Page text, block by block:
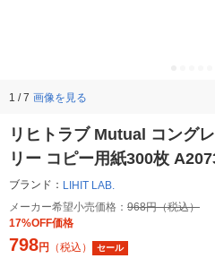
1 / 7 画像を見る
リヒトラブ Mutual コング
リー コピー用紙300枚
ブランド： LIHIT LAB.
メーカー希望小売価格： 968円（税込）
17%OFF価格
798円 （税込） セール